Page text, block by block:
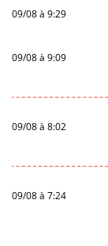
09/08 à 9:29
09/08 à 9:09
09/08 à 8:02
09/08 à 7:24